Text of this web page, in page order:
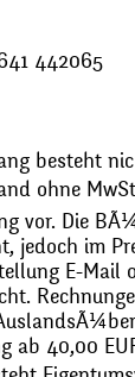
442065
besteht
ohne
vor. Die
jedoch im
E-Mail
ab 40,00